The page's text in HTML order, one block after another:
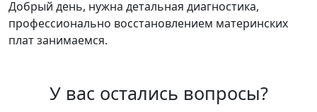
Добрый день, нужна детальная диагностика,
профессионально восстановлением материнских
плат занимаемся.
У вас остались вопросы?